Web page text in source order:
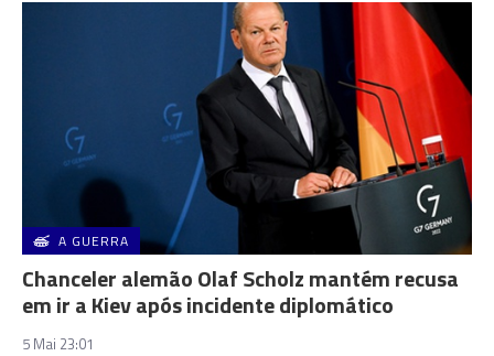
A GUERRA
Chanceler alemão Olaf Scholz mantém recusa
em ir a Kiev após incidente diplomático
5 Mai 23:01